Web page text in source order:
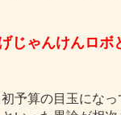
じゃんけんロボ
予算の目玉になっ